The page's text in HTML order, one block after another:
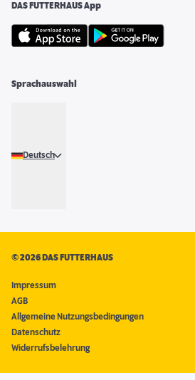
DAS FUTTERHAUS App
Sprachauswahl
Deutsch
©2026 DAS FUTTERHAUS
Impressum
AGB
Allgemeine Nutzungsbedingungen
Datenschutz
Widerrufsbelehrung